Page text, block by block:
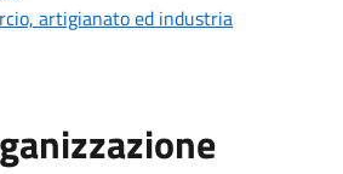
artigianato ed industria